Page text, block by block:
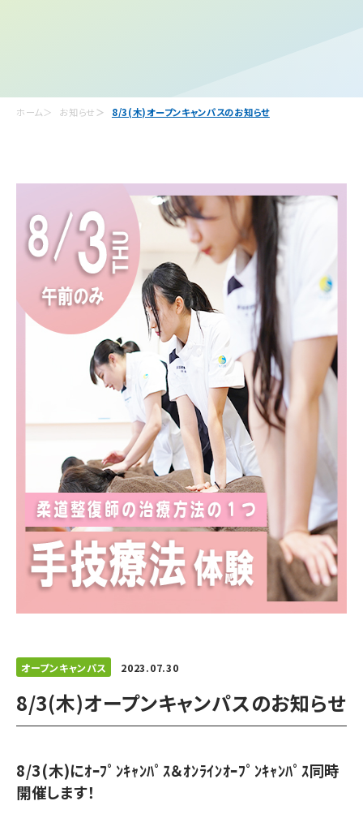
ホーム お知らせ 8/3(木)オープンキャンパスのお知らせ
オープンキャンパス 2023.07.30
8/3(木)オープンキャンパスのお知らせ
8/3(木)にｵｰﾌﾟﾝｷｬﾝﾊﾟｽ＆ｵﾝﾗｲﾝｵｰﾌﾟﾝｷｬﾝﾊﾟｽ同時
開催します！